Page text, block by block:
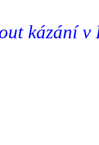
kázání v